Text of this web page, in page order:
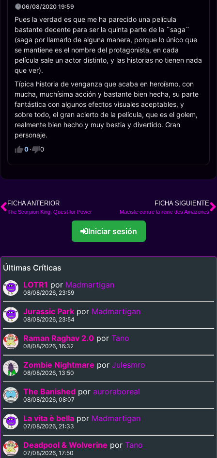
06/08/2020 19:59
Pues la verdad es que me ha parecido una película
bastante decente para ser la quinta parte de la ¨saga¨
(saga por llamarlo de alguna manera, porque lo único que
se mantiene es el nombre del protagonista, en cada
película sale un actor distinto, y las historias no tienen nada
que ver).
Típica historia de venganza que acaba en heroísmo, con
mucha, muchísima acción y bastante bien hecha, su parte
fantástica con algunos efectos visuales aceptables, y
sobre todo, el gran acierto de la película, que es el golem,
realmente bien hecho y muy bestia y divertido. Gran
personaje.
0· 0
FICHA ANTERIOR
The Scorpion King: Quest for Power
FICHA SIGUIENTE
Maciste contre la reine des Amazones
Iniciar sesión
Últimas Críticas
LOTR1 por Madmartigan
08/08/2026, 23:59
Jurassic Park por Madmartigan
08/08/2026, 23:54
Raman Raghav 2.0 por Tano
08/08/2026, 16:32
Zombie Nightmare por Julesmro
08/08/2026, 13:50
The Banished por auroraboreal
08/08/2026, 08:07
La vita è bella por Madmartigan
07/08/2026, 21:33
Deadpool & Wolverine por Tano
07/08/2026, 17:50